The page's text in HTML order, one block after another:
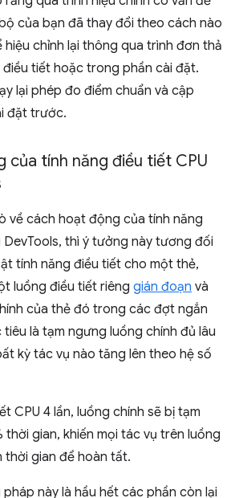
của bạn đã thay đổi theo cách nào
chỉnh lại thông qua trình đơn thả
tiết hoặc trong phần cài đặt.
lại phép đo điểm chuẩn và cập
đặt trước.
của tính năng điều tiết CPU
về cách hoạt động của tính năng
thì ý tưởng này tương đối
tính năng điều tiết cho một thẻ,
luồng điều tiết riêng gián đoạn và
của thẻ đó trong các đợt ngắn
là tạm ngưng luồng chính đủ lâu
kỳ tác vụ nào tăng lên theo hệ số
CPU 4 lần, luồng chính sẽ bị tạm
thời gian, khiến mọi tác vụ trên luồng
thời gian để hoàn tất.
này là hầu hết các phần còn lại